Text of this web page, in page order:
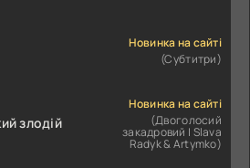
Новинка на сайті
(Субтитри)
злодій
Новинка на сайті
(Двоголосий
закадровий | Slava
Radyk & Artymko)